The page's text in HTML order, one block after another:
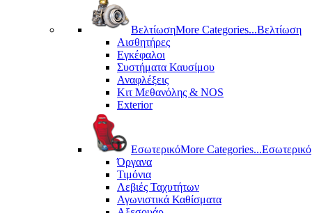
ΒελτίωσηMore Categories...Βελτίωση
Αισθητήρες
Εγκέφαλοι
Συστήματα Καυσίμου
Αναφλέξεις
Κιτ Μεθανόλης & ΝΟS
Exterior
ΕσωτερικόMore Categories...Εσωτερικό
Όργανα
Τιμόνια
Λεβιές Ταχυτήτων
Αγωνιστικά Καθίσματα